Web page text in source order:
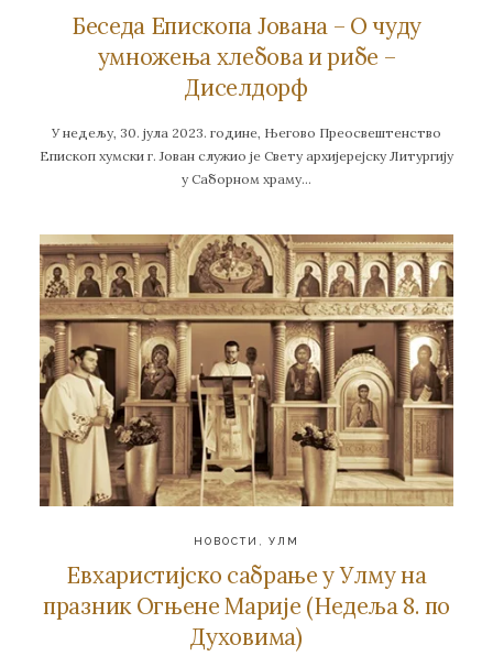
Беседа Епископа Јована – О чуду
умножења хлебова и рибе –
Диселдорф
У недељу, 30. јула 2023. године, Његово Преосвештенство
Епископ хумски г. Јован служио је Свету архијерејску Литургију
у Саборном храму…
НОВОСТИ , УЛМ
Евхаристијско сабрање у Улму на
празник Огњене Марије (Недеља 8. по
Духовима)